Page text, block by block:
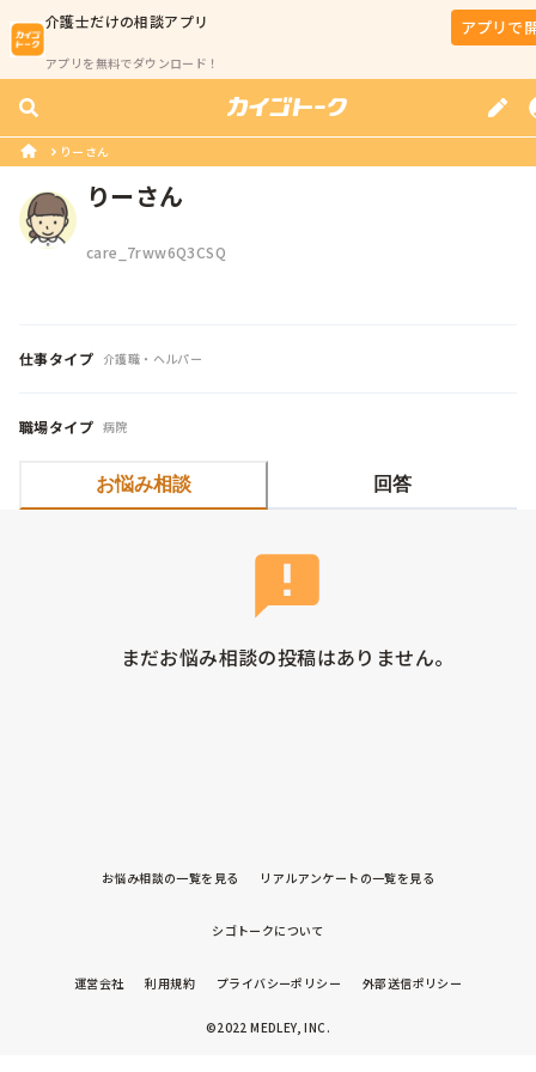
介護士だけの相談アプリ
アプリを無料でダウンロード！
アプリで
りーさん
りーさん
care_7rww6Q3CSQ
仕事タイプ 介護職・ヘルパー
職場タイプ 病院
お悩み相談 回答
まだお悩み相談の投稿はありません。
お悩み相談の一覧を見る リアルアンケートの一覧を見る
シゴトークについて
運営会社 利用規約 プライバシーポリシー 外部送信ポリシー
©2022 MEDLEY, INC.